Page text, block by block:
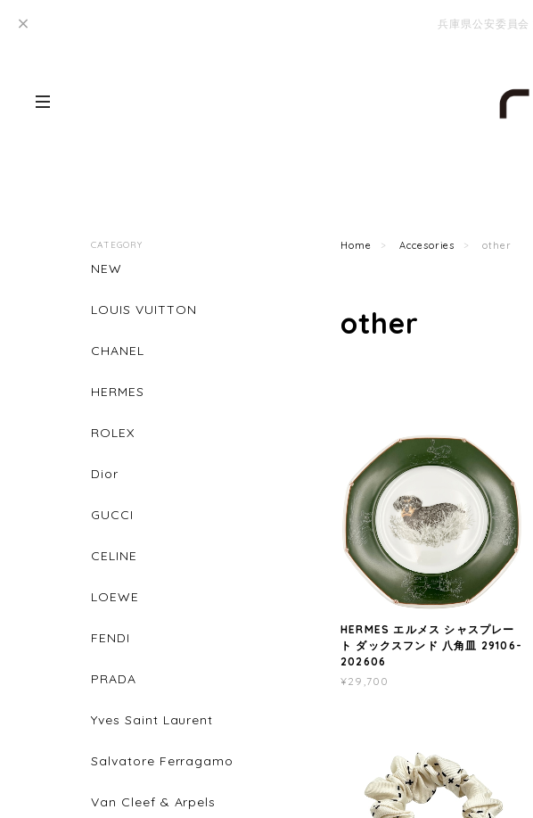
兵庫県公安委員
Home Accesories other
other
HERMES エルメス シャスプレー
ト ダックスフンド 八角皿 29106-
202606
¥29,700
CATEGORY
NEW
LOUIS VUITTON
CHANEL
HERMES
ROLEX
Dior
GUCCI
CELINE
LOEWE
FENDI
PRADA
Yves Saint Laurent
Salvatore Ferragamo
Van Cleef & Arpels